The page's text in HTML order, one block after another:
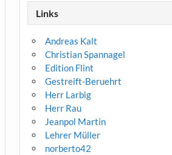
Links
Andreas Kalt
Christian Spannagel
Edition Flint
Gestreift-Beruehrt
Herr Larbig
Herr Rau
Jeanpol Martin
Lehrer Müller
norberto42